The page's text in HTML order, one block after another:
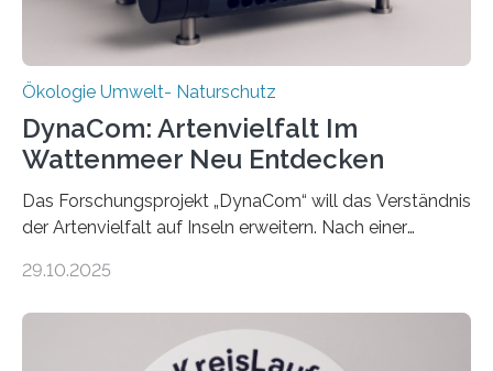
Ökologie Umwelt- Naturschutz
DynaCom: Artenvielfalt Im
Wattenmeer Neu Entdecken
Das Forschungsprojekt „DynaCom“ will das Verständnis
der Artenvielfalt auf Inseln erweitern. Nach einer
Beobachtungen im Wattenmeer ist nun eine große
Oldenburg befassen sich insbesondere damit, wie ein
Ökosystem gedeiht – und wie sich dieser Prozess
29.10.2025